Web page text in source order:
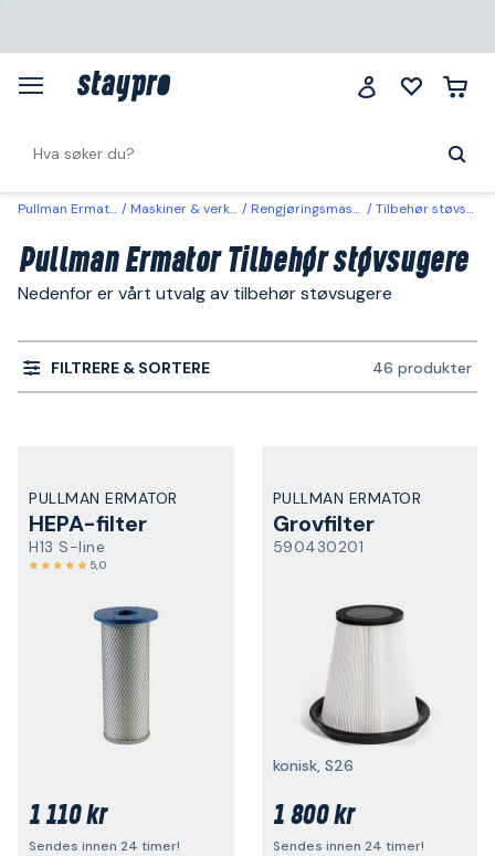
Pullman Ermator Maskiner & verktøy Rengjøringsmaskiner Tilbehør støvsugere
Pullman Ermator Tilbehør støvsugere
Nedenfor er vårt utvalg av tilbehør støvsugere
FILTRERE & SORTERE 46 produkter
PULLMAN ERMATOR
HEPA-filter
H13 S-line
5,0
1 110 kr
Sendes innen 24 timer!
PULLMAN ERMATOR
Grovfilter
590430201
konisk, S26
1 800 kr
Sendes innen 24 timer!